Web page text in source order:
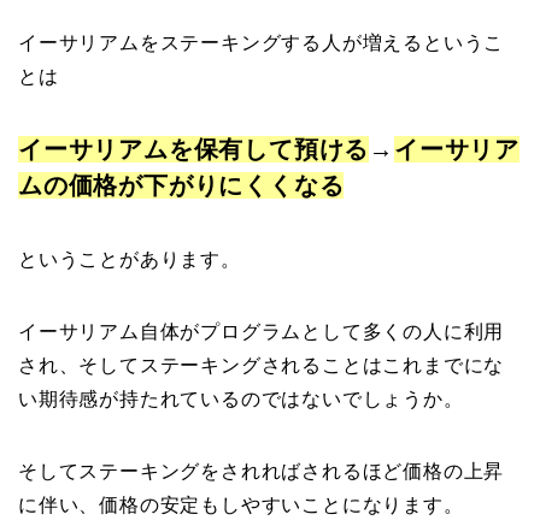
イーサリアムをステーキングする人が増えるというこ
とは
イーサリアムを保有して預ける → イーサリア
ムの価格が下がりにくくなる
ということがあります。
イーサリアム自体がプログラムとして多くの人に利用
され、そしてステーキングされることはこれまでにな
い期待感が持たれているのではないでしょうか。
そしてステーキングをされればされるほど価格の上昇
に伴い、価格の安定もしやすいことになります。